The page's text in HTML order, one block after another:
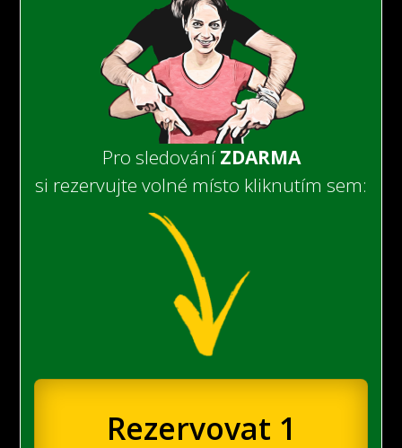
Pro sledováníZDARMA
si rezervujte volné místo kliknutím sem:
Rezervovat 1